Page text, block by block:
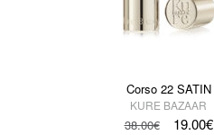
Corso 22 SATIN
KURE BAZAAR
38.00€ 19.00€